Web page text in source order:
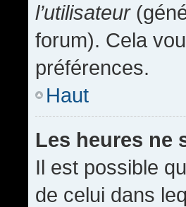
l’utilisateur
forum). Cela
préférences.
Haut
Les heures ne
Il est possible
de celui dans